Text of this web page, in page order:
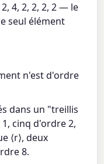
2, 4, 2, 2, 2, 2 — le
seul élément
n'est d'ordre
dans un "treillis
cinq d'ordre 2,
⟨r⟩, deux
8.